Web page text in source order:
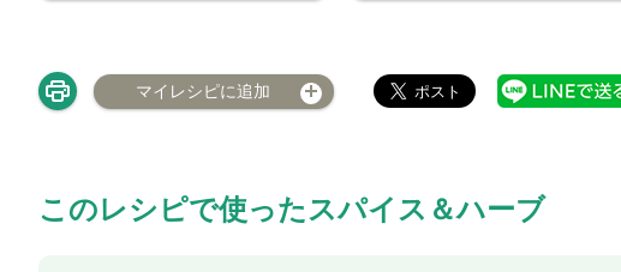
マイレシピに追加
このレシピで使ったスパイス＆ハーブ